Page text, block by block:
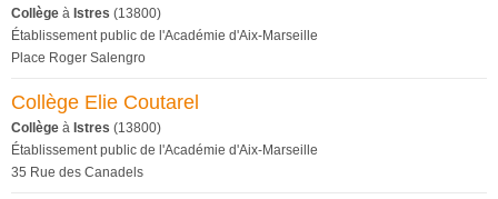
Collège à Istres (13800)
Établissement public de l'Académie d'Aix-Marseille
Place Roger Salengro
Collège Elie Coutarel
Collège à Istres (13800)
Établissement public de l'Académie d'Aix-Marseille
35 Rue des Canadels